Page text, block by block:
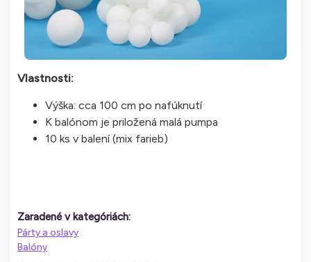
Vlastnosti:
Výška: cca 100 cm po nafúknutí
K balónom je priložená malá pumpa
10 ks v balení (mix farieb)
Zaradené v kategóriách:
Párty a oslavy
Balóny